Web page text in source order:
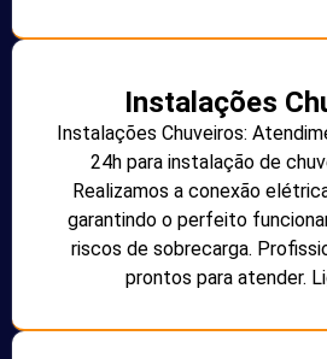
Instalações
Instalações Chuveiros:
24h para instalação de
Realizamos a conexão
garantindo o perfeito
riscos de sobrecarga.
prontos para atender.